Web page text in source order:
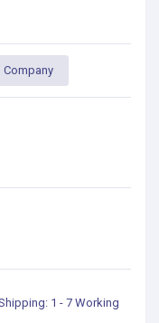
1 - 7 Working